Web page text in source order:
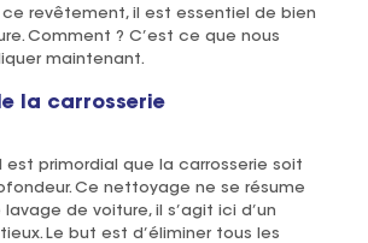
revêtement, il est essentiel de bien
Comment ? C’est ce que nous
maintenant.
la carrosserie
est primordial que la carrosserie soit
Ce nettoyage ne se résume
de voiture, il s’agit ici d’un
Le but est d’éliminer tous les